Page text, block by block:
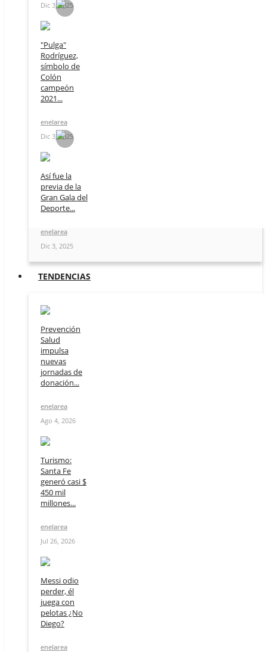
Dic 3, 2025
"Pulga"
Rodríguez,
símbolo de
Colón
campeón
2021...
enelarea
Dic 3, 2025
Así fue la
previa de la
Gran Gala del
Deporte...
enelarea
Dic 3, 2025
TENDENCIAS
Prevención
Salud
impulsa
nuevas
jornadas de
donación...
enelarea
Ago 4, 2026
Turismo:
Santa Fe
generó casi $
450 mil
millones...
enelarea
Jul 26, 2026
Messi odio
perder, él
juega con
pelotas ¿No
Diego?
enelarea